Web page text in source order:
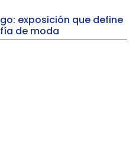
exposición que define
de moda